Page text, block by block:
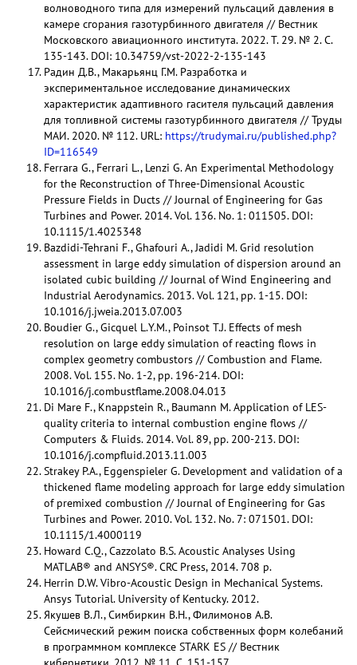
волноводного типа для измерений пульсаций давления в
камере сгорания газотурбинного двигателя // Вестник
Московского авиационного института. 2022. Т. 29. № 2. С.
135-143. DOI: 10.34759/vst-2022-2-135-143
Радин Д.В., Макарьянц Г.М. Разработка и
экспериментальное исследование динамических
характеристик адаптивного гасителя пульсаций давления
для топливной системы газотурбинного двигателя // Труды
МАИ. 2020. № 112. URL: https://trudymai.ru/published.php?
ID=116549
Ferrara G., Ferrari L., Lenzi G. An Experimental Methodology
for the Reconstruction of Three-Dimensional Acoustic
Pressure Fields in Ducts // Journal of Engineering for Gas
Turbines and Power. 2014. Vol. 136. No. 1: 011505. DOI:
10.1115/1.4025348
Bazdidi-Tehrani F., Ghafouri A., Jadidi M. Grid resolution
assessment in large eddy simulation of dispersion around an
isolated cubic building // Journal of Wind Engineering and
Industrial Aerodynamics. 2013. Vol. 121, pp. 1-15. DOI:
10.1016/j.jweia.2013.07.003
Boudier G., Gicquel L.Y.M., Poinsot T.J. Effects of mesh
resolution on large eddy simulation of reacting flows in
complex geometry combustors // Combustion and Flame.
2008. Vol. 155. No. 1-2, pp. 196-214. DOI:
10.1016/j.combustflame.2008.04.013
Di Mare F., Knappstein R., Baumann M. Application of LES-
quality criteria to internal combustion engine flows //
Computers & Fluids. 2014. Vol. 89, pp. 200-213. DOI:
10.1016/j.compfluid.2013.11.003
Strakey P.A., Eggenspieler G. Development and validation of a
thickened flame modeling approach for large eddy simulation
of premixed combustion // Journal of Engineering for Gas
Turbines and Power. 2010. Vol. 132. No. 7: 071501. DOI:
10.1115/1.4000119
Howard C.Q., Cazzolato B.S. Acoustic Analyses Using
MATLAB® and ANSYS®. CRC Press, 2014. 708 p.
Herrin D.W. Vibro-Acoustic Design in Mechanical Systems.
Ansys Tutorial. University of Kentucky. 2012.
Якушев В.Л., Симбиркин В.Н., Филимонов А.В.
Сейсмический режим поиска собственных форм колебаний
в программном комплексе STARK ES // Вестник